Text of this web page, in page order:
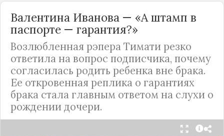
Валентина Иванова — «А штамп в
паспорте — гарантия?»
Возлюбленная рэпера Тимати резко
ответила на вопрос подписчика, почему
согласилась родить ребенка вне брака.
Ее откровенная реплика о гарантиях
брака стала главным ответом на слухи о
рождении дочери.